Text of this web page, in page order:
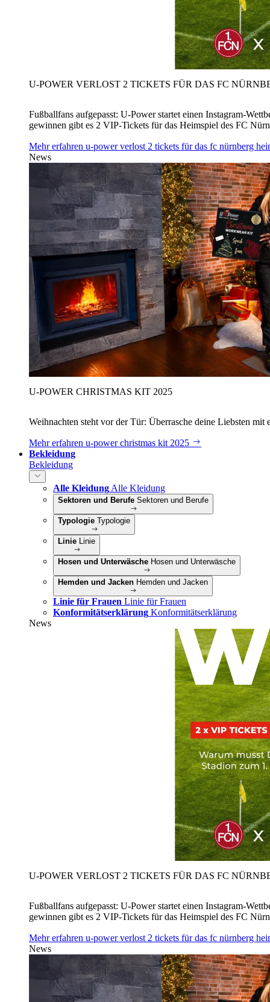
U‑POWER VERLOST 2 TICKETS FÜR DAS FC
Fußballfans aufgepasst: U‑Power startet einen Instagram-
gewinnen gibt es 2 VIP-Tickets für das Heimspiel des FC
Mehr erfahren u‑power verlost 2 tickets für das fc nürnberg
News
U‑POWER CHRISTMAS KIT 2025
Weihnachten steht vor der Tür: Überrasche deine Liebsten
Mehr erfahren u‑power christmas kit 2025
Bekleidung
Bekleidung
Alle Kleidung Alle Kleidung
Sektoren und Berufe Sektoren und Berufe
Typologie Typologie
Linie Linie
Hosen und Unterwäsche Hosen und Unterwäsche
Hemden und Jacken Hemden und Jacken
Linie für Frauen Linie für Frauen
Konformitätserklärung Konformitätserklärung
News
U‑POWER VERLOST 2 TICKETS FÜR DAS FC
Fußballfans aufgepasst: U‑Power startet einen Instagram-
gewinnen gibt es 2 VIP-Tickets für das Heimspiel des FC
Mehr erfahren u‑power verlost 2 tickets für das fc nürnberg
News